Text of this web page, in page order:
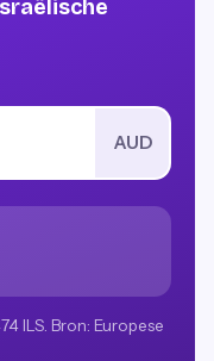
AUD
ILS. Bron: Europese